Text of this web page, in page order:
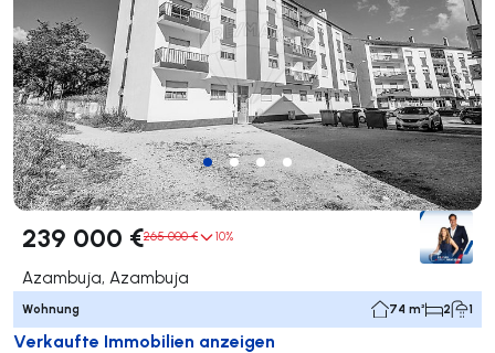
239 000 €265 000 € 10%
Azambuja, Azambuja
Wohnung 74 m² 2 1
Verkaufte Immobilien anzeigen